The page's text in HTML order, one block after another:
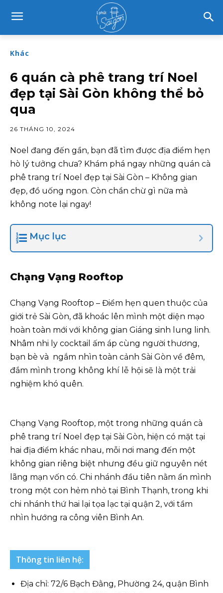
Khác
6 quán cà phê trang trí Noel
đẹp tại Sài Gòn không thể bỏ
qua
26 THÁNG 10, 2024
Noel đang đến gần, bạn đã tìm được địa điểm hẹn
hò lý tưởng chưa? Khám phá ngay những quán cà
phê trang trí Noel đẹp tại Sài Gòn – Không gian
đẹp, đồ uống ngon. Còn chần chừ gì nữa mà
không note lại ngay!
Mục lục
Chạng Vạng Rooftop
Chạng Vạng Rooftop – Điểm hẹn quen thuộc của
giới trẻ Sài Gòn, đã khoác lên mình một diện mạo
hoàn toàn mới với không gian Giáng sinh lung linh.
Nhâm nhi ly cocktail ấm áp cùng người thương,
bạn bè và ngắm nhìn toàn cảnh Sài Gòn về đêm,
đắm mình trong không khí lễ hội sẽ là một trải
nghiệm khó quên.
Chạng Vạng Rooftop, một trong những quán cà
phê trang trí Noel đẹp tại Sài Gòn, hiện có mặt tại
hai địa điểm khác nhau, mỗi nơi mang đến một
không gian riêng biệt nhưng đều giữ nguyên nét
lãng mạn vốn có. Chi nhánh đầu tiên nằm ẩn mình
trong một con hẻm nhỏ tại Bình Thạnh, trong khi
chi nhánh thứ hai lại tọa lạc tại quận 2, với tầm
nhìn hướng ra công viên Bình An.
Thông tin liên hệ:
Địa chỉ: 72/6 Bạch Đằng, Phường 24, quận Bình